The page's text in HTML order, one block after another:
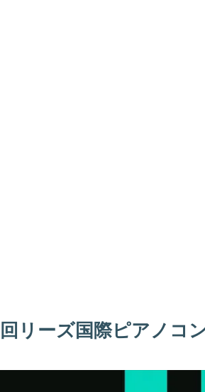
回リーズ国際ピアノ